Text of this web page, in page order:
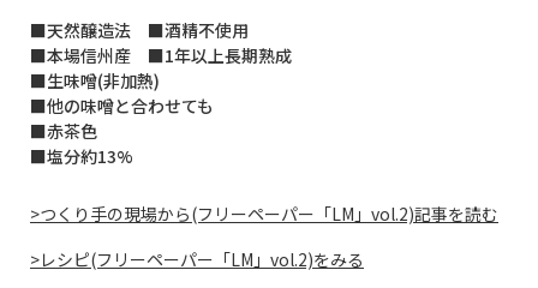
■天然醸造法 ■酒精不使用
■本場信州産 ■1年以上長期熟成
■生味噌(非加熱)
■他の味噌と合わせても
■赤茶色
■塩分約13%
>つくり手の現場から(フリーペーパー「LM」vol.2)記事を読む
>レシピ(フリーペーパー「LM」vol.2)をみる